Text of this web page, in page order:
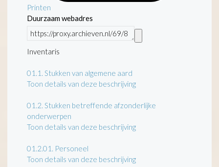
Printen
Duurzaam webadres
Inventaris
01.1. Stukken van algemene aard
Toon details van deze beschrijving
01.2. Stukken betreffende afzonderlijke
onderwerpen
Toon details van deze beschrijving
01.2.01.
Personeel
Toon details van deze beschrijving